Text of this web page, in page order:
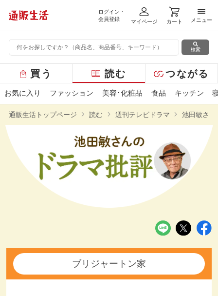
ログイン・
会員登録
マイページ カート
メニ
メニュー
検索
ー
バ
ニ
買う 読む つながる
お気に入り ファッション 美容･化粧品 食品 キッチン
通販生活トップページ 読む 週刊テレビドラマ 池田敏さん
ブリジャートン家